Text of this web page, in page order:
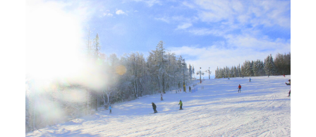
Wasze Podróże
Wyszukiwanie